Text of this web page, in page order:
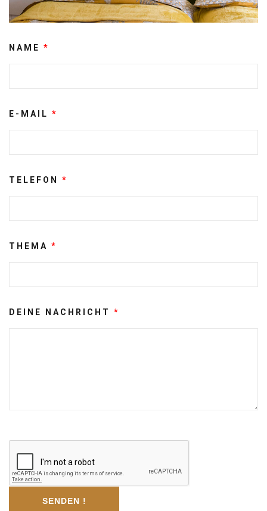
NAME *
E-MAIL *
TELEFON *
THEMA *
DEINE NACHRICHT *